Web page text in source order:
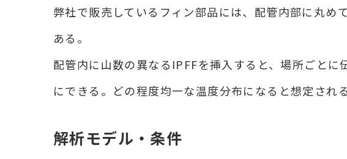
弊社で販売しているフィン部品には、配管内部に丸
ある。
配管内に山数の異なるIPFFを挿入すると、場所ごと
にできる。どの程度均一な温度分布になると想定され
解析モデル・条件